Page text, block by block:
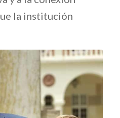
la institución